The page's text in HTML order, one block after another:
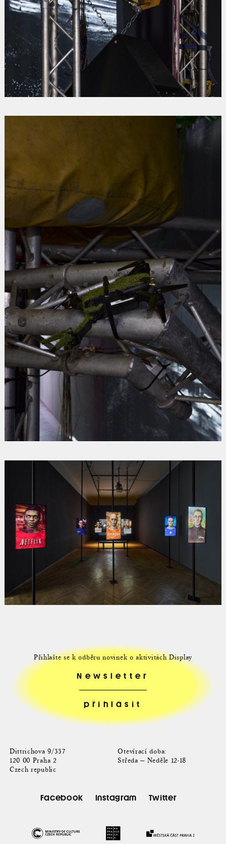
Dittrichova 9/337
120 00 Praha 2
Czech republic
Otevírací doba:
Středa — Neděle 12-18
Facebook Instagram Twitter
Přihlašte se k odběru novinek o aktivitách Display
Newsletter